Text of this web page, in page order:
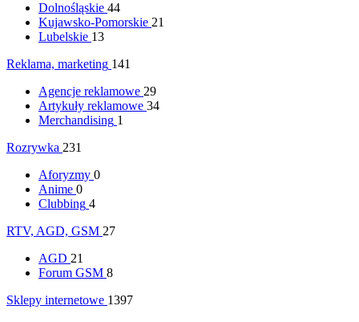
Dolnośląskie 44
Kujawsko-Pomorskie 21
Lubelskie 13
Reklama, marketing 141
Agencje reklamowe 29
Artykuły reklamowe 34
Merchandising 1
Rozrywka 231
Aforyzmy 0
Anime 0
Clubbing 4
RTV, AGD, GSM 27
AGD 21
Forum GSM 8
Sklepy internetowe 1397